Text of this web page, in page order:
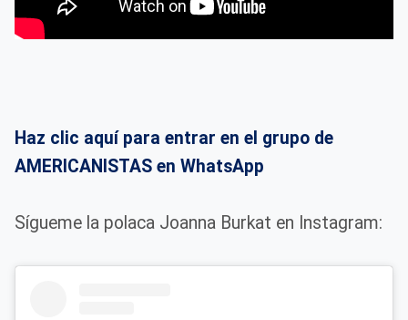
Haz clic aquí para entrar en el grupo de
AMERICANISTAS en WhatsApp
Sígueme la polaca Joanna Burkat en Instagram: